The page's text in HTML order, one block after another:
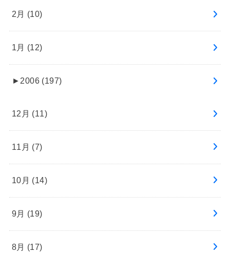
2月 (10)
1月 (12)
► 2006 (197)
12月 (11)
11月 (7)
10月 (14)
9月 (19)
8月 (17)